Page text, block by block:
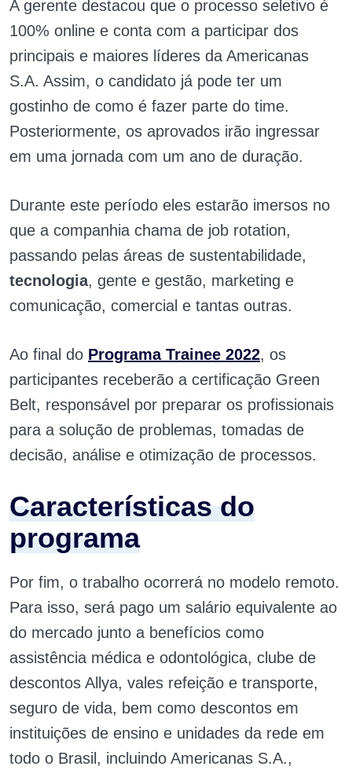
A gerente destacou que o processo seletivo é
100% online e conta com a participar dos
principais e maiores líderes da Americanas
S.A. Assim, o candidato já pode ter um
gostinho de como é fazer parte do time.
Posteriormente, os aprovados irão ingressar
em uma jornada com um ano de duração.
Durante este período eles estarão imersos no
que a companhia chama de job rotation,
passando pelas áreas de sustentabilidade,
tecnologia, gente e gestão, marketing e
comunicação, comercial e tantas outras.
Ao final do Programa Trainee 2022, os
participantes receberão a certificação Green
Belt, responsável por preparar os profissionais
para a solução de problemas, tomadas de
decisão, análise e otimização de processos.
Características do
programa
Por fim, o trabalho ocorrerá no modelo remoto.
Para isso, será pago um salário equivalente ao
do mercado junto a benefícios como
assistência médica e odontológica, clube de
descontos Allya, vales refeição e transporte,
seguro de vida, bem como descontos em
instituições de ensino e unidades da rede em
todo o Brasil, incluindo Americanas S.A.,